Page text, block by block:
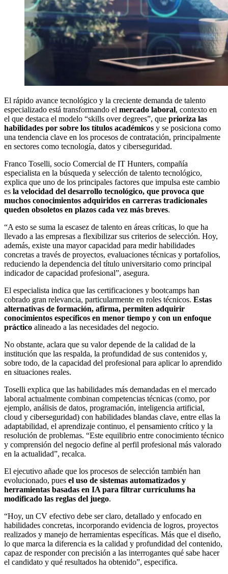
El rápido avance tecnológico y la creciente demanda de talento
especializado está transformando el mercado laboral, contexto en
el que destaca el modelo “skills over degrees”, que prioriza las
habilidades por sobre los títulos académicos y se posiciona como
una tendencia clave en los procesos de contratación, principalmente
en sectores como tecnología, datos y ciberseguridad.
Franco Toselli, socio Comercial de IT Hunters, compañía
especialista en la búsqueda y selección de talento tecnológico,
explica que uno de los principales factores que impulsa este cambio
es la velocidad del desarrollo tecnológico, que provoca que
muchos conocimientos adquiridos en carreras tradicionales
queden obsoletos en plazos cada vez más breves.
“A esto se suma la escasez de talento en áreas críticas, lo que ha
llevado a las empresas a flexibilizar sus criterios de selección. Hoy,
además, existe una mayor capacidad para medir habilidades
concretas a través de proyectos, evaluaciones técnicas y portafolios,
reduciendo la dependencia del título universitario como principal
indicador de capacidad profesional”, asegura.
El especialista indica que las certificaciones y bootcamps han
cobrado gran relevancia, particularmente en roles técnicos. Estas
alternativas de formación, afirma, permiten adquirir
conocimientos específicos en menor tiempo y con un enfoque
práctico alineado a las necesidades del negocio.
No obstante, aclara que su valor depende de la calidad de la
institución que las respalda, la profundidad de sus contenidos y,
sobre todo, de la capacidad del profesional para aplicar lo aprendido
en situaciones reales.
Toselli explica que las habilidades más demandadas en el mercado
laboral actualmente combinan competencias técnicas (como, por
ejemplo, análisis de datos, programación, inteligencia artificial,
cloud y ciberseguridad) con habilidades blandas clave, entre ellas la
adaptabilidad, el aprendizaje continuo, el pensamiento crítico y la
resolución de problemas. “Este equilibrio entre conocimiento técnico
y comprensión del negocio define al perfil profesional más valorado
en la actualidad”, recalca.
El ejecutivo añade que los procesos de selección también han
evolucionado, pues el uso de sistemas automatizados y
herramientas basadas en IA para filtrar currículums ha
modificado las reglas del juego.
“Hoy, un CV efectivo debe ser claro, detallado y enfocado en
habilidades concretas, incorporando evidencia de logros, proyectos
realizados y manejo de herramientas específicas. Más que el diseño,
lo que marca la diferencia es la calidad y profundidad del contenido,
capaz de responder con precisión a las interrogantes qué sabe hacer
el candidato y qué resultados ha obtenido”, especifica.